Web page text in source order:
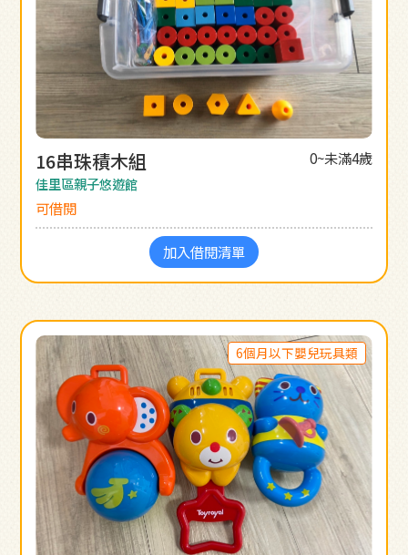
16串珠積木組 0~未滿4歲
佳里區親子悠遊館
可借閱
加入借閱清單
6個月以下嬰兒玩具類